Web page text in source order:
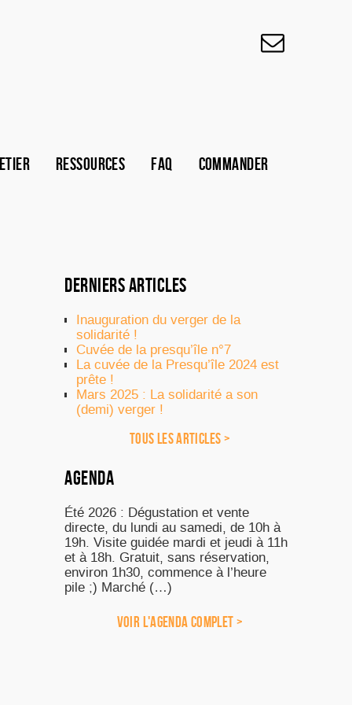
RESSOURCES FAQ COMMANDER
DERNIERS ARTICLES
Inauguration du verger de la
solidarité !
Cuvée de la presqu’île n°7
La cuvée de la Presqu’île 2024 est
prête !
Mars 2025 : La solidarité a son
(demi) verger !
TOUS LES ARTICLES >
AGENDA
Été 2026 : Dégustation et vente
directe, du lundi au samedi, de 10h à
19h. Visite guidée mardi et jeudi à 11h
et à 18h. Gratuit, sans réservation,
environ 1h30, commence à l’heure
pile ;) Marché (…)
VOIR L'AGENDA COMPLET >